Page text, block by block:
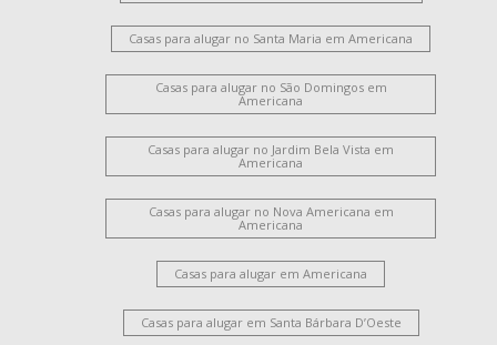
Casas para alugar no Santa Maria em Americana
Casas para alugar no São Domingos em
Americana
Casas para alugar no Jardim Bela Vista em
Americana
Casas para alugar no Nova Americana em
Americana
Casas para alugar em Americana
Casas para alugar em Santa Bárbara D’Oeste